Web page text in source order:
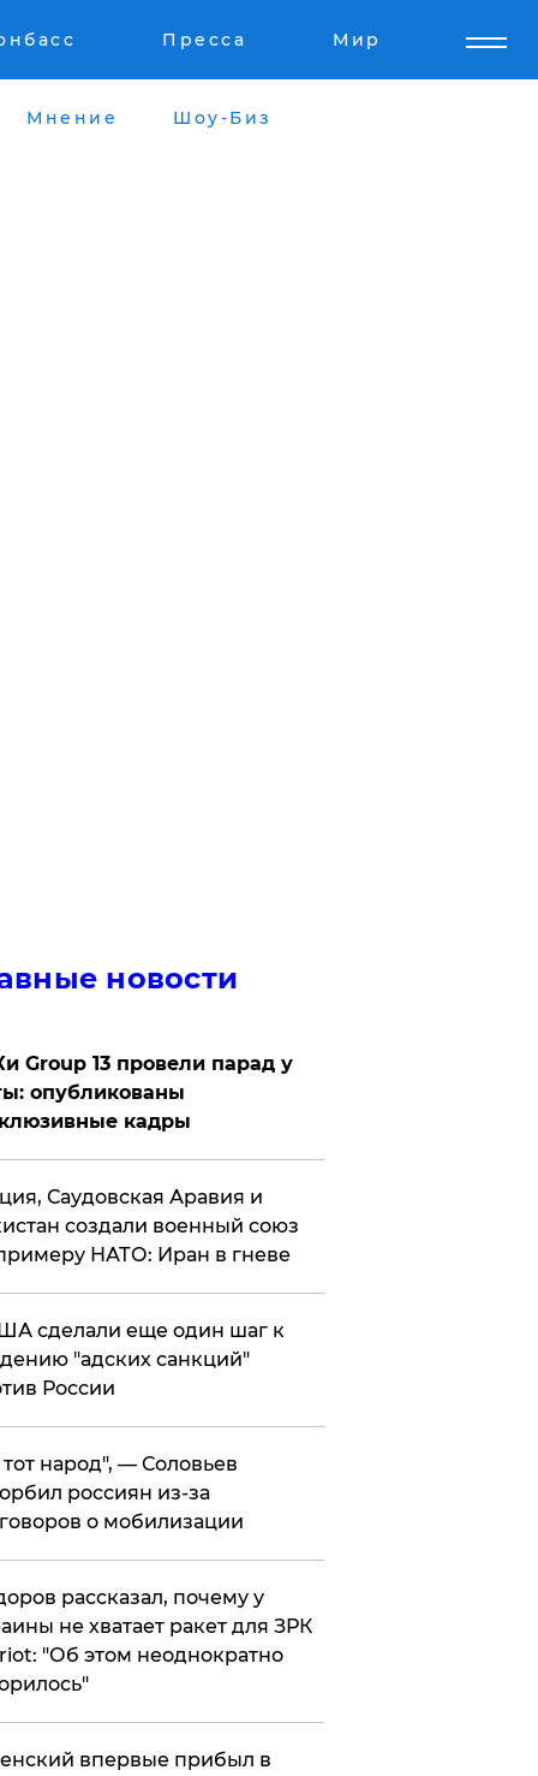
Пресса Мир
Мнение Шоу-Биз
новости
Group 13 провели парад у
опубликованы
кадры
Саудовская Аравия и
создали военный союз
НАТО: Иран в гневе
сделали еще один шаг к
"адских санкций"
России
народ", — Соловьев
россиян из-за
о мобилизации
рассказал, почему у
не хватает ракет для ЗРК
"Об этом неоднократно
впервые прибыл в